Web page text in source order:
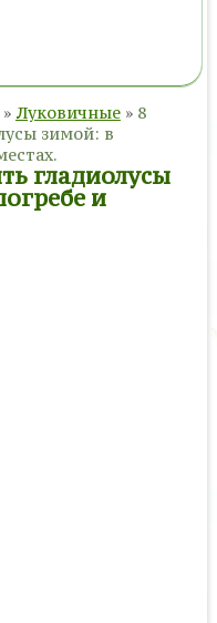
» Луковичные » 8
зимой: в
гладиолусы
и